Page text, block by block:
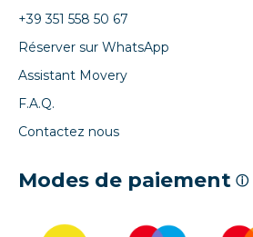
+39 351 558 50 67
Réserver sur WhatsApp
Assistant Movery
F.A.Q.
Contactez nous
Modes de paiement ⓘ